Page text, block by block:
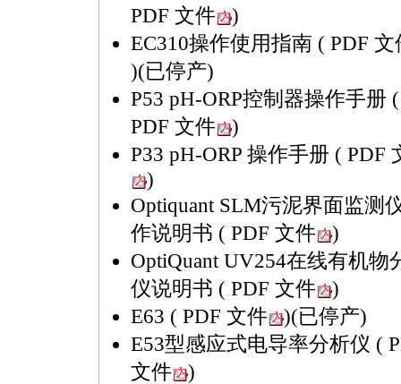
PDF 文件
)
EC310操作使用指南 ( PDF 文
)(已停产)
P53 pH-ORP控制器操作手册 (
PDF 文件
)
P33 pH-ORP 操作手册 ( PDF
)
Optiquant SLM污泥界面监测
作说明书 ( PDF 文件
)
OptiQuant UV254在线有机物
仪说明书 ( PDF 文件
)
E63 ( PDF 文件
)(已停产)
E53型感应式电导率分析仪 (
文件
)